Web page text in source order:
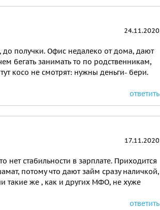
24.11.2020
до получки. Офис недалеко от дома, дают
бегать занимать то по родственникам,
косо не смотрят: нужны деньги- бери.
ответить
17.11.2020
стабильности в зарплате. Приходится
потому что дают займ сразу наличкой,
такие же , как и других МФО, не хуже
ответить